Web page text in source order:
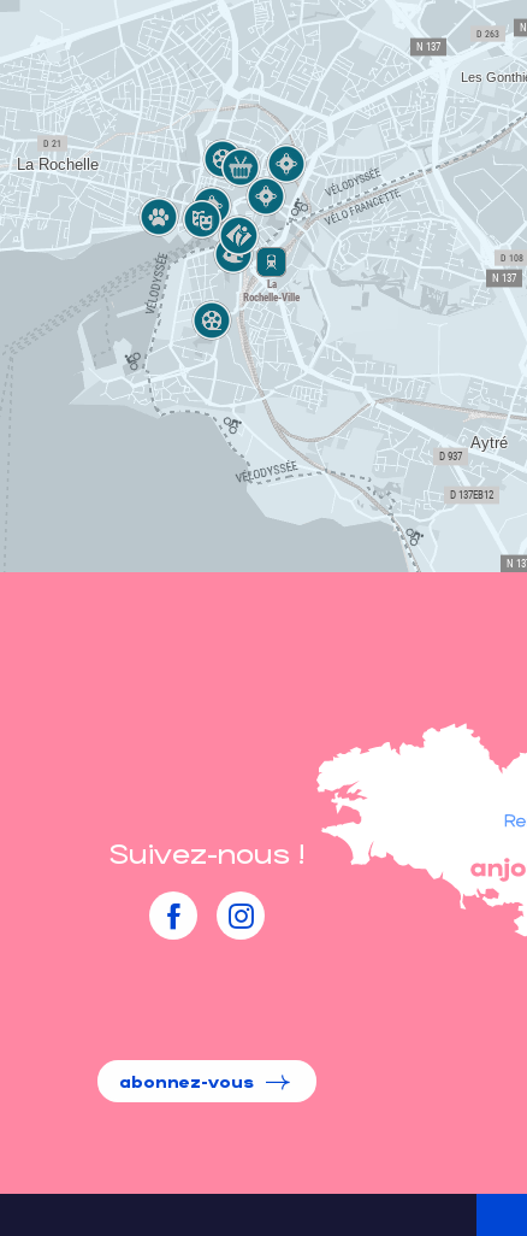
Suivez-nous !
abonnez-vous